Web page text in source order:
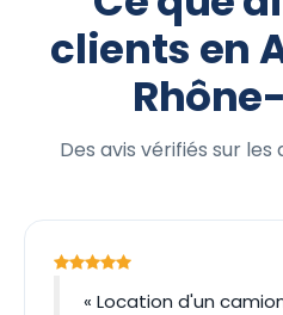
clients en
Des avis vérifiés sur
« Location d'un